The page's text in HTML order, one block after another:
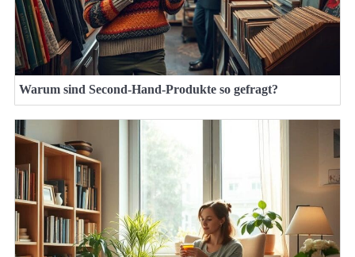
Warum sind Second-Hand-Produkte so gefragt?